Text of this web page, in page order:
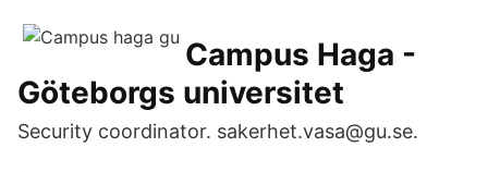
Campus Haga -
Göteborgs universitet
Security coordinator. sakerhet.vasa@gu.se.